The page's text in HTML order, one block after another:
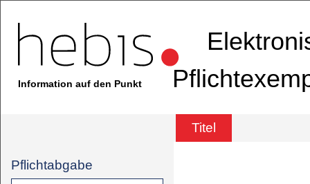
Information auf den Punkt
Titel
Pflichtabgabe